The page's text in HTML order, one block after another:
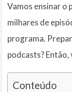
Vamos ensinar o
milhares de
programa.
podcasts? Então,
Conteúdo